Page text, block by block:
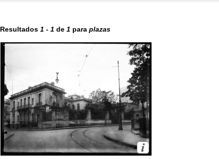
Resultados 1 - 1 de 1 para plazas